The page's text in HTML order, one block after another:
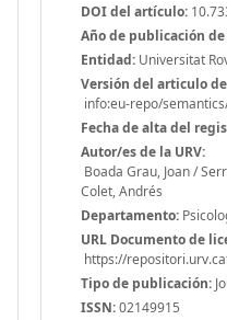
DOI del artículo:
Año de publicación
Entidad: Universitat
Versión del articulo
info:eu-repo/
Fecha de alta del
Autor/es de la URV:
Boada Grau, Joan /
Colet, Andrés
Departamento:
URL Documento de
https://
Tipo de publicación:
ISSN:02149915